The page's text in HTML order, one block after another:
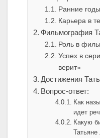
Ранние
Карьера в
Фильмография
Роль в
Успех в
верит»
Достижения
Вопрос-ответ:
Как
идет
Какую